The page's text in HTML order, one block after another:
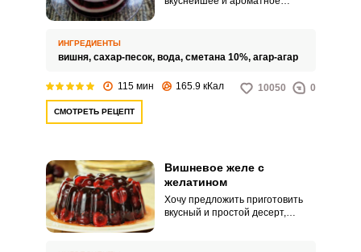
использовать маленькие
порционные формы.
ИНГРЕДИЕНТЫ
вишня, сахар-песок, вода, сметана 10%, агар-агар
115 мин 165.9 кКал 10050 0
СМОТРЕТЬ РЕЦЕПТ
Вишневое желе с
желатином
Хочу предложить приготовить
вкусный и простой десерт,